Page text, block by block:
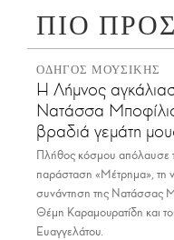
ΠΙΟ
ΟΔΗΓΟΣ ΜΟΥΣΙΚΗΣ
Η Λήμνος
Νατάσσα
βραδιά γεμάτη
Πλήθος κόσμου απόλαυσε
παράσταση «Μέτρημα», τη
συνάντηση της Νατάσσας
Θέμη Καραμουρατίδη και
Ευαγγελάτου.